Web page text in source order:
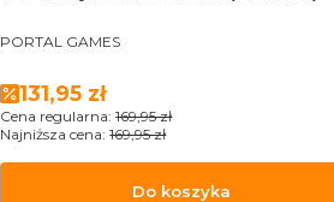
PRODUCENT
PORTAL GAMES
Cena promocyjna
131,95 zł
Cena regularna: 169,95 zł
Najniższa cena: 169,95 zł
Do koszyka